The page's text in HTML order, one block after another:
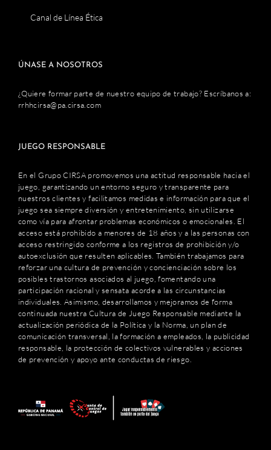
Canal de Línea Ética
ÚNASE A NOSOTROS
¿Quiere formar parte de nuestro equipo de trabajo? Escríbanos a:
rrhhcirsa@pa.cirsa.com
JUEGO RESPONSABLE
En el Grupo CIRSA promovemos una actitud responsable hacia el
juego, garantizando un entorno seguro y transparente para
nuestros clientes y facilitamos medidas e información para que el
juego sea siempre diversión y entretenimiento, sin utilizarse
como vía para afrontar problemas económicos o emocionales. El
acceso está prohibido a menores de 18 años y a las personas con
acceso restringido conforme a los registros de prohibición y/o
autoexclusión que resulten aplicables. También trabajamos para
reforzar una cultura de prevención y concienciación sobre los
posibles trastornos asociados al juego, fomentando una
participación racional y sensata acorde a las circunstancias
individuales. Asimismo, desarrollamos y mejoramos de forma
continuada nuestra Cultura de Juego Responsable mediante la
actualización periódica de la Política y la Norma, un plan de
comunicación transversal, la formación a empleados, la publicidad
responsable, la protección de colectivos vulnerables y acciones
de prevención y apoyo ante conductas de riesgo.